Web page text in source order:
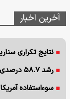
آخرین اخبار
نتایج تکراری
رشد ۵۸.۷ درصدی قیمت محصولات معدنی
سوءاستفاده